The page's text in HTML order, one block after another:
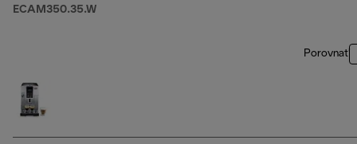
ECAM350.35.W
Porovnať